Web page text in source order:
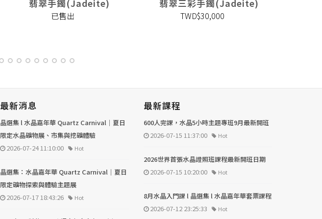
翡翠手鐲(Jadeite)
已售出
翡翠三彩手鐲(Jadeite)
TWD$30,000
最新消息
晶選集 l 水晶嘉年華 Quartz Carnival｜夏日
限定水晶礦物展、市集與挖礦體驗
2026-07-24 11:10:00
Hot
晶選集：水晶嘉年華 Quartz Carnival｜夏日
限定礦物探索與體驗主題展
2026-07-17 18:43:26
Hot
最新課程
600人完課，水晶5小時主題專班9月最新開班
2026-07-15 11:37:00
Hot
2026世界首張水晶證照班課程最新開班日期
2026-07-15 10:20:00
Hot
8月水晶入門課 l 晶選集 l 水晶嘉年華套票課程
2026-07-12 23:25:33
Hot